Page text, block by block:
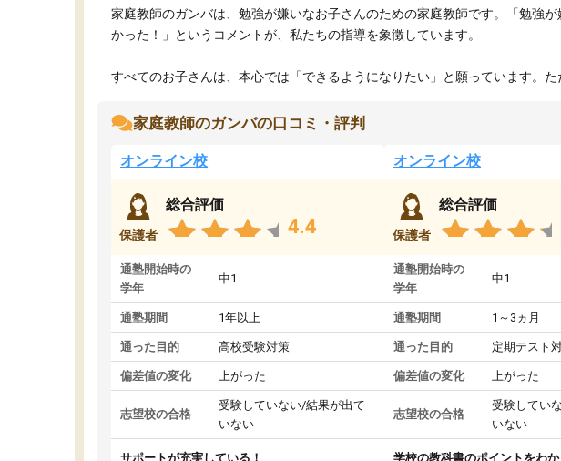
家庭教師のガンバは、勉強が嫌いなお子さんのための家庭教師です。「勉強
かった！」というコメントが、私たちの指導を象徴しています。
すべてのお子さんは、本心では「できるようになりたい」と願っています。た
家庭教師のガンバの口コミ・評判
オンライン校
保護者
総合評価
4.4
通塾開始時の
学年
中1
通塾期間 1年以上
通った目的 高校受験対策
偏差値の変化 上がった
志望校の合格
受験していない/結果が出て
いない
サポートが充実している！
オンライン校
保護者
総合評価
通塾開始時の
学年
中1
通塾期間 1～3ヵ月
通った目的 定期テスト
偏差値の変化 上がった
志望校の合格
受験してい
いない
学校の教科書のポイントをわ